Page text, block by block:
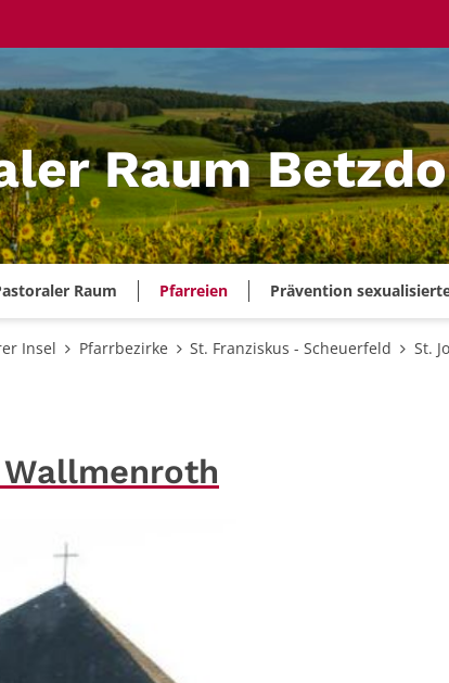
Raum
Raum Pfarreien Prävention
Insel Pfarrbezirke St. Franziskus - Scheuerfeld St.